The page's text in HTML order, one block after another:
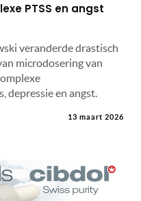
PTSS en angst
veranderde drastisch
microdosering van
depressie en angst.
13 maart 2026